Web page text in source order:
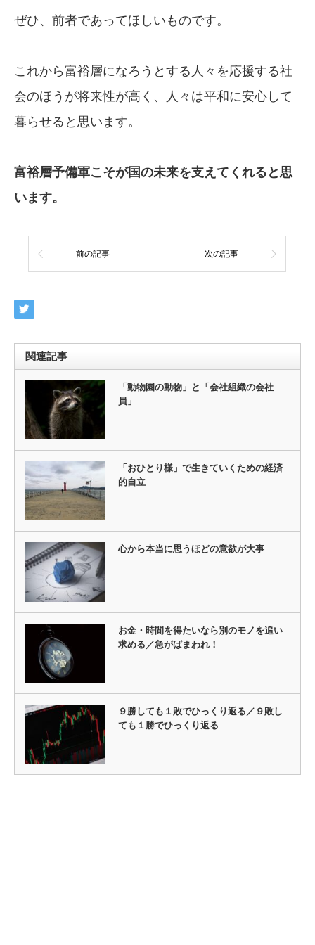
ぜひ、前者であってほしいものです。
これから富裕層になろうとする人々を応援する社
会のほうが将来性が高く、人々は平和に安心して
暮らせると思います。
富裕層予備軍こそが国の未来を支えて くれると思
います。
前の記事 次の記事
関連記事
「動物園の動物」と「会社組織の会社
員」
「おひとり様」で生きていくための経済
的自立
心から本当に思うほどの意欲が大事
お金・時間を得たいなら別のモノを追い
求める／急がばまわれ！
９勝しても１敗でひっくり返る／９敗し
ても１勝でひっくり返る